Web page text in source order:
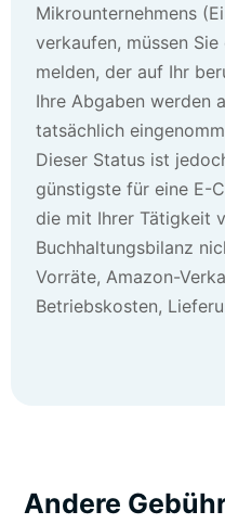
Mikrounternehmens
verkaufen, müssen
melden, der auf Ihr
Ihre Abgaben werden
tatsächlich
Dieser Status ist
günstigste für eine E-
die mit Ihrer Tätigkeit
Buchhaltungsbilanz
Vorräte, Amazon-
Betriebskosten,
Andere